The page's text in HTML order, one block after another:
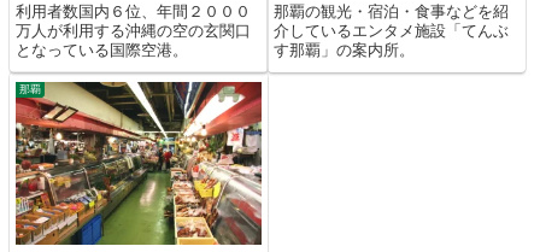
利用者数国内６位、年間２０００
万人が利用する沖縄の空の玄関口
となっている国際空港。
那覇の観光・宿泊・食事などを紹
介しているエンタメ施設「てんぶ
す那覇」の案内所。
那覇